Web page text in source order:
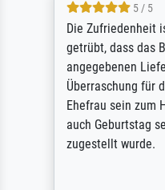
5 / 5
Die Zufriedenheit
getrübt, dass das
angegebenen
Überraschung für
Ehefrau sein zum
auch Geburtstag
zugestellt wurde.